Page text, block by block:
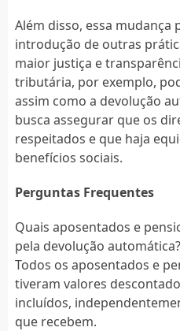
Além disso, essa mudança
introdução de outras
maior justiça e
tributária, por exemplo,
assim como a devolução
busca assegurar que os
respeitados e que haja
benefícios sociais.
Perguntas Frequentes
Quais aposentados e
pela devolução automática?
Todos os aposentados e
tiveram valores
incluídos,
que recebem.